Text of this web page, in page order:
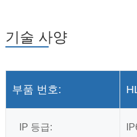
기술 사양
부품 번호:
IP 등급: